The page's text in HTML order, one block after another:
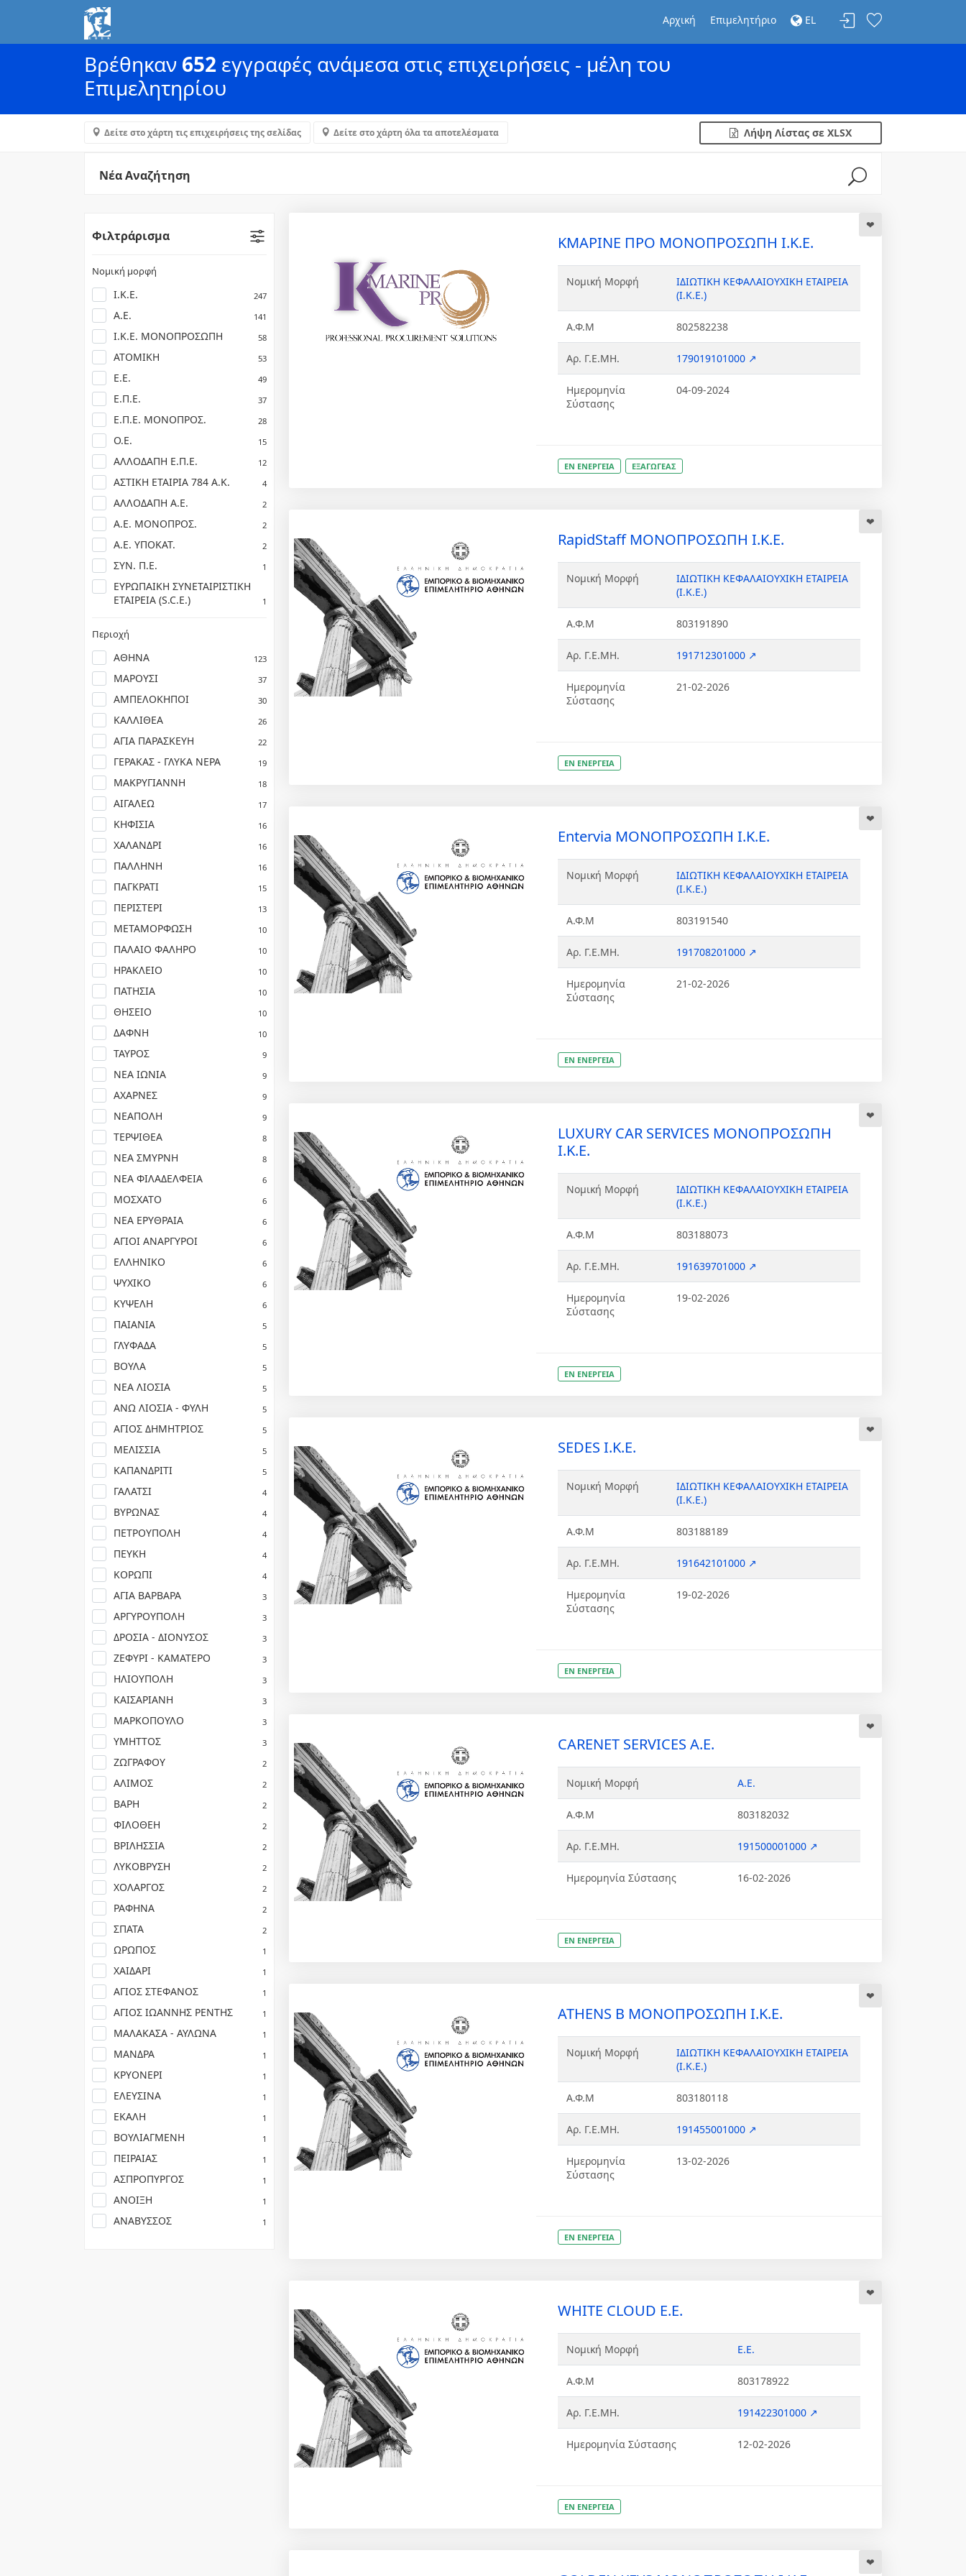
Αρχική Επιμελητήριο EL
Βρέθηκαν 652 εγγραφές ανάμεσα στις επιχειρήσεις - μέλη του
Επιμελητηρίου
Δείτε στο χάρτη τις επιχειρήσεις της σελίδας Δείτε στο χάρτη όλα τα αποτελέσματα Λήψη Λίστας σε XLSX
Νέα Αναζήτηση
Φιλτράρισμα
Νομική μορφή
Ι.Κ.Ε. 247
Α.Ε. 141
Ι.Κ.Ε. ΜΟΝΟΠΡΟΣΩΠΗ 58
ΑΤΟΜΙΚΗ 53
Ε.Ε. 49
Ε.Π.Ε. 37
Ε.Π.Ε. ΜΟΝΟΠΡΟΣ. 28
Ο.Ε. 15
ΑΛΛΟΔΑΠΗ Ε.Π.Ε. 12
ΑΣΤΙΚΗ ΕΤΑΙΡΙΑ 784 Α.Κ. 4
ΑΛΛΟΔΑΠΗ Α.Ε. 2
Α.Ε. ΜΟΝΟΠΡΟΣ. 2
Α.Ε. ΥΠΟΚΑΤ. 2
ΣΥΝ. Π.Ε. 1
ΕΥΡΩΠΑΙΚΗ ΣΥΝΕΤΑΙΡΙΣΤΙΚΗ
ΕΤΑΙΡΕΙΑ (S.C.E.)
1
Περιοχή
ΑΘΗΝΑ 123
ΜΑΡΟΥΣΙ 37
ΑΜΠΕΛΟΚΗΠΟΙ 30
ΚΑΛΛΙΘΕΑ 26
ΑΓΙΑ ΠΑΡΑΣΚΕΥΗ 22
ΓΕΡΑΚΑΣ - ΓΛΥΚΑ ΝΕΡΑ 19
ΜΑΚΡΥΓΙΑΝΝΗ 18
ΑΙΓΑΛΕΩ 17
ΚΗΦΙΣΙΑ 16
ΧΑΛΑΝΔΡΙ 16
ΠΑΛΛΗΝΗ 16
ΠΑΓΚΡΑΤΙ 15
ΠΕΡΙΣΤΕΡΙ 13
ΜΕΤΑΜΟΡΦΩΣΗ 10
ΠΑΛΑΙΟ ΦΑΛΗΡΟ 10
ΗΡΑΚΛΕΙΟ 10
ΠΑΤΗΣΙΑ 10
ΘΗΣΕΙΟ 10
ΔΑΦΝΗ 10
ΤΑΥΡΟΣ 9
ΝΕΑ ΙΩΝΙΑ 9
ΑΧΑΡΝΕΣ 9
ΝΕΑΠΟΛΗ 9
ΤΕΡΨΙΘΕΑ 8
ΝΕΑ ΣΜΥΡΝΗ 8
ΝΕΑ ΦΙΛΑΔΕΛΦΕΙΑ 6
ΜΟΣΧΑΤΟ 6
ΝΕΑ ΕΡΥΘΡΑΙΑ 6
ΑΓΙΟΙ ΑΝΑΡΓΥΡΟΙ 6
ΕΛΛΗΝΙΚΟ 6
ΨΥΧΙΚΟ 6
ΚΥΨΕΛΗ 6
ΠΑΙΑΝΙΑ 5
ΓΛΥΦΑΔΑ 5
ΒΟΥΛΑ 5
ΝΕΑ ΛΙΟΣΙΑ 5
ΑΝΩ ΛΙΟΣΙΑ - ΦΥΛΗ 5
ΑΓΙΟΣ ΔΗΜΗΤΡΙΟΣ 5
ΜΕΛΙΣΣΙΑ 5
ΚΑΠΑΝΔΡΙΤΙ 5
ΓΑΛΑΤΣΙ 4
ΒΥΡΩΝΑΣ 4
ΠΕΤΡΟΥΠΟΛΗ 4
ΠΕΥΚΗ 4
ΚΟΡΩΠΙ 4
ΑΓΙΑ ΒΑΡΒΑΡΑ 3
ΑΡΓΥΡΟΥΠΟΛΗ 3
ΔΡΟΣΙΑ - ΔΙΟΝΥΣΟΣ 3
ΖΕΦΥΡΙ - ΚΑΜΑΤΕΡΟ 3
ΗΛΙΟΥΠΟΛΗ 3
ΚΑΙΣΑΡΙΑΝΗ 3
ΜΑΡΚΟΠΟΥΛΟ 3
ΥΜΗΤΤΟΣ 3
ΖΩΓΡΑΦΟΥ 2
ΑΛΙΜΟΣ 2
ΒΑΡΗ 2
ΦΙΛΟΘΕΗ 2
ΒΡΙΛΗΣΣΙΑ 2
ΛΥΚΟΒΡΥΣΗ 2
ΧΟΛΑΡΓΟΣ 2
ΡΑΦΗΝΑ 2
ΣΠΑΤΑ 2
ΩΡΩΠΟΣ 1
ΧΑΙΔΑΡΙ 1
ΑΓΙΟΣ ΣΤΕΦΑΝΟΣ 1
ΑΓΙΟΣ ΙΩΑΝΝΗΣ ΡΕΝΤΗΣ 1
ΜΑΛΑΚΑΣΑ - ΑΥΛΩΝΑ 1
ΜΑΝΔΡΑ 1
ΚΡΥΟΝΕΡΙ 1
ΕΛΕΥΣΙΝΑ 1
ΕΚΑΛΗ 1
ΒΟΥΛΙΑΓΜΕΝΗ 1
ΠΕΙΡΑΙΑΣ 1
ΑΣΠΡΟΠΥΡΓΟΣ 1
ΑΝΟΙΞΗ 1
ΑΝΑΒΥΣΣΟΣ 1
ΚΜΑΡΙΝΕ ΠΡΟ ΜΟΝΟΠΡΟΣΩΠΗ Ι.Κ.Ε.
Νομική Μορφή
ΙΔΙΩΤΙΚΗ ΚΕΦΑΛΑΙΟΥΧΙΚΗ ΕΤΑΙΡΕΙΑ
(Ι.Κ.Ε.)
Α.Φ.Μ 802582238
Αρ. Γ.Ε.ΜΗ. 179019101000 ↗
Ημερομηνία
Σύστασης
04-09-2024
ΕΝ ΕΝΕΡΓΕΙΑ ΕΞΑΓΩΓΕΑΣ
RapidStaff ΜΟΝΟΠΡΟΣΩΠΗ Ι.Κ.Ε.
Νομική Μορφή
ΙΔΙΩΤΙΚΗ ΚΕΦΑΛΑΙΟΥΧΙΚΗ ΕΤΑΙΡΕΙΑ
(Ι.Κ.Ε.)
Α.Φ.Μ 803191890
Αρ. Γ.Ε.ΜΗ. 191712301000 ↗
Ημερομηνία
Σύστασης
21-02-2026
ΕΝ ΕΝΕΡΓΕΙΑ
Entervia ΜΟΝΟΠΡΟΣΩΠΗ Ι.Κ.Ε.
Νομική Μορφή
ΙΔΙΩΤΙΚΗ ΚΕΦΑΛΑΙΟΥΧΙΚΗ ΕΤΑΙΡΕΙΑ
(Ι.Κ.Ε.)
Α.Φ.Μ 803191540
Αρ. Γ.Ε.ΜΗ. 191708201000 ↗
Ημερομηνία
Σύστασης
21-02-2026
ΕΝ ΕΝΕΡΓΕΙΑ
LUXURY CAR SERVICES ΜΟΝΟΠΡΟΣΩΠΗ
Ι.Κ.Ε.
Νομική Μορφή
ΙΔΙΩΤΙΚΗ ΚΕΦΑΛΑΙΟΥΧΙΚΗ ΕΤΑΙΡΕΙΑ
(Ι.Κ.Ε.)
Α.Φ.Μ 803188073
Αρ. Γ.Ε.ΜΗ. 191639701000 ↗
Ημερομηνία
Σύστασης
19-02-2026
ΕΝ ΕΝΕΡΓΕΙΑ
SEDES Ι.Κ.Ε.
Νομική Μορφή
ΙΔΙΩΤΙΚΗ ΚΕΦΑΛΑΙΟΥΧΙΚΗ ΕΤΑΙΡΕΙΑ
(Ι.Κ.Ε.)
Α.Φ.Μ 803188189
Αρ. Γ.Ε.ΜΗ. 191642101000 ↗
Ημερομηνία
Σύστασης
19-02-2026
ΕΝ ΕΝΕΡΓΕΙΑ
CARENET SERVICES Α.Ε.
Νομική Μορφή Α.Ε.
Α.Φ.Μ 803182032
Αρ. Γ.Ε.ΜΗ. 191500001000 ↗
Ημερομηνία Σύστασης 16-02-2026
ΕΝ ΕΝΕΡΓΕΙΑ
ATHENS B ΜΟΝΟΠΡΟΣΩΠΗ Ι.Κ.Ε.
Νομική Μορφή
ΙΔΙΩΤΙΚΗ ΚΕΦΑΛΑΙΟΥΧΙΚΗ ΕΤΑΙΡΕΙΑ
(Ι.Κ.Ε.)
Α.Φ.Μ 803180118
Αρ. Γ.Ε.ΜΗ. 191455001000 ↗
Ημερομηνία
Σύστασης
13-02-2026
ΕΝ ΕΝΕΡΓΕΙΑ
WHITE CLOUD Ε.Ε.
Νομική Μορφή Ε.Ε.
Α.Φ.Μ 803178922
Αρ. Γ.Ε.ΜΗ. 191422301000 ↗
Ημερομηνία Σύστασης 12-02-2026
ΕΝ ΕΝΕΡΓΕΙΑ